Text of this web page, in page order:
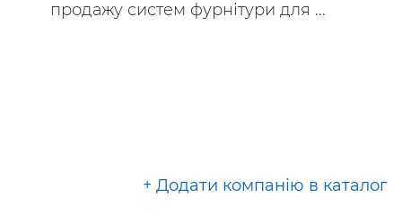
продажу систем фурнітури для ...
+ Додати компанію в каталог